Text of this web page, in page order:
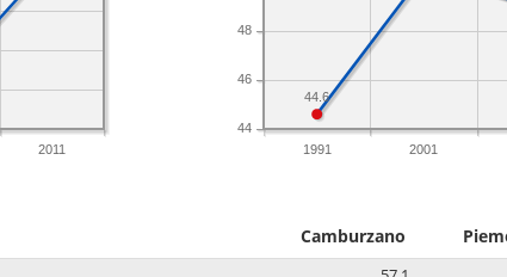
2011 1991 2001
44
46
48
44.6
Camburzano